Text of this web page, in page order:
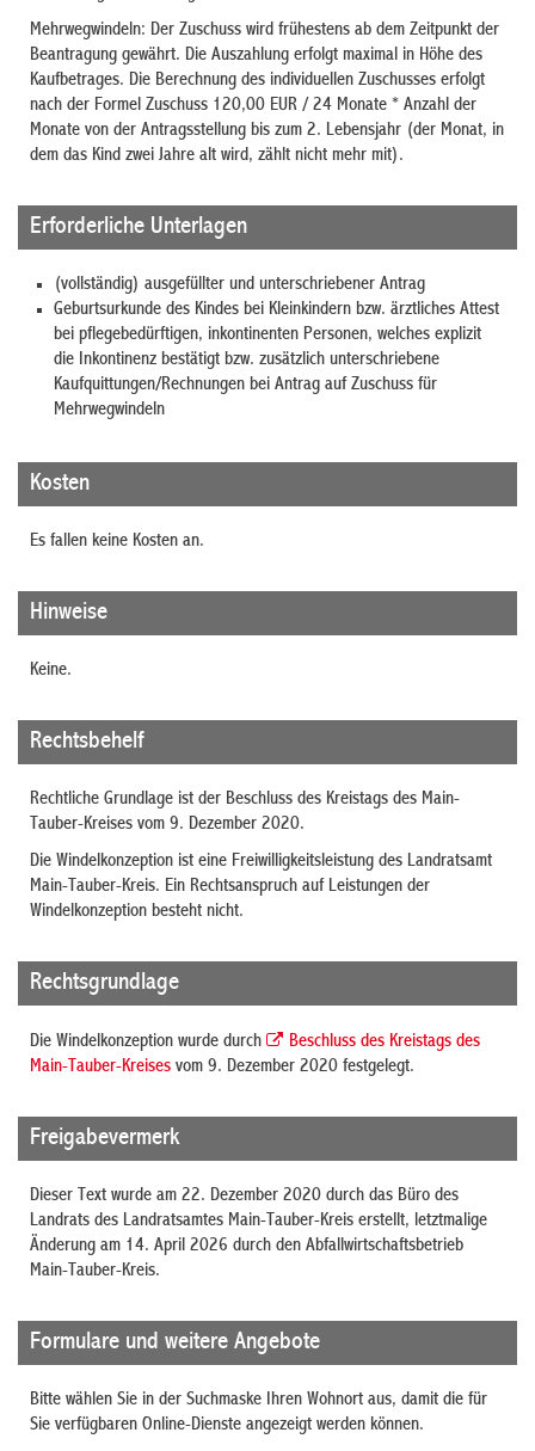
Mehrwegwindeln: Der Zuschuss wird frühestens ab dem Zeitpunkt der
Beantragung gewährt. Die Auszahlung erfolgt maximal in Höhe des
Kaufbetrages. Die Berechnung des individuellen Zuschusses erfolgt
nach der Formel Zuschuss 120,00 EUR / 24 Monate * Anzahl der
Monate von der Antragsstellung bis zum 2. Lebensjahr (der Monat, in
dem das Kind zwei Jahre alt wird, zählt nicht mehr mit).
Erforderliche Unterlagen
(vollständig) ausgefüllter und unterschriebener Antrag
Geburtsurkunde des Kindes bei Kleinkindern bzw. ärztliches Attest
bei pflegebedürftigen, inkontinenten Personen, welches explizit
die Inkontinenz bestätigt bzw. zusätzlich unterschriebene
Kaufquittungen/Rechnungen bei Antrag auf Zuschuss für
Mehrwegwindeln
Kosten
Es fallen keine Kosten an.
Hinweise
Keine.
Rechtsbehelf
Rechtliche Grundlage ist der Beschluss des Kreistags des Main-
Tauber-Kreises vom 9. Dezember 2020.
Die Windelkonzeption ist eine Freiwilligkeitsleistung des Landratsamt
Main-Tauber-Kreis. Ein Rechtsanspruch auf Leistungen der
Windelkonzeption besteht nicht.
Rechtsgrundlage
Die Windelkonzeption wurde durch
Beschluss des Kreistags des
Main-Tauber-Kreises vom 9. Dezember 2020 festgelegt.
Freigabevermerk
Dieser Text wurde am 22. Dezember 2020 durch das Büro des
Landrats des Landratsamtes Main-Tauber-Kreis erstellt, letztmalige
Änderung am 14. April 2026 durch den Abfallwirtschaftsbetrieb
Main-Tauber-Kreis.
Formulare und weitere Angebote
Bitte wählen Sie in der Suchmaske Ihren Wohnort aus, damit die für
Sie verfügbaren Online-Dienste angezeigt werden können.